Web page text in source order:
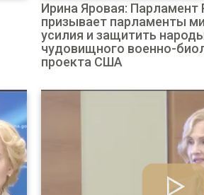
Ирина Яровая: Парламент
призывает парламенты
усилия и защитить
чудовищного военно-
проекта США